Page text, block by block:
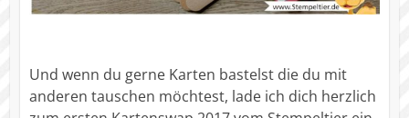
Und wenn du gerne Karten bastelst die du mit
anderen tauschen möchtest, lade ich dich herzlich